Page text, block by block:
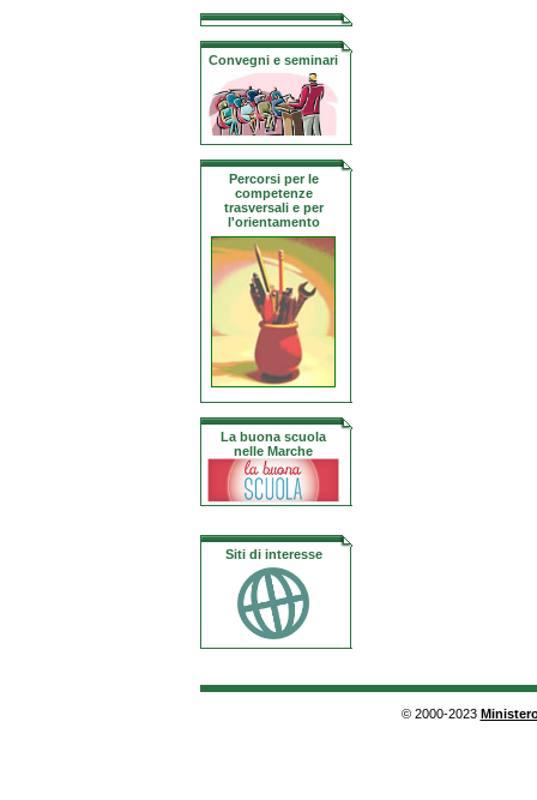
Convegni e seminari
Percorsi per le
competenze
trasversali e per
l'orientamento
La buona scuola
nelle Marche
Siti di interesse
© 2000-2023